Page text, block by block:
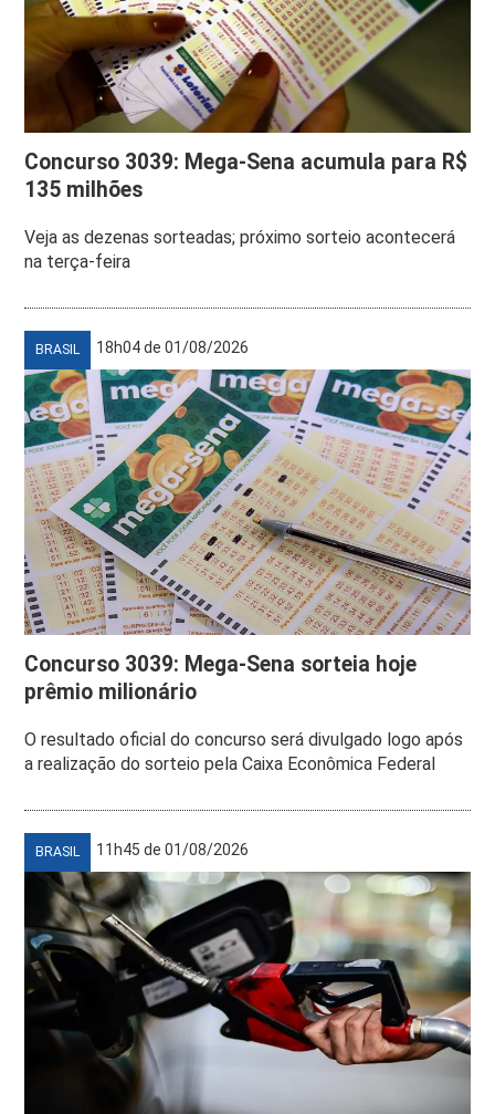
Concurso 3039: Mega-Sena acumula para R$
135 milhões
Veja as dezenas sorteadas; próximo sorteio acontecerá
na terça-feira
BRASIL 18h04 de 01/08/2026
Concurso 3039: Mega-Sena sorteia hoje
prêmio milionário
O resultado oficial do concurso será divulgado logo após
a realização do sorteio pela Caixa Econômica Federal
BRASIL 11h45 de 01/08/2026